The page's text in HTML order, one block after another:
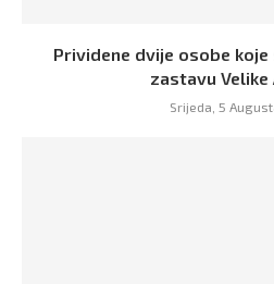
Prividene dvije osobe koje
zastavu Velike
Srijeda, 5